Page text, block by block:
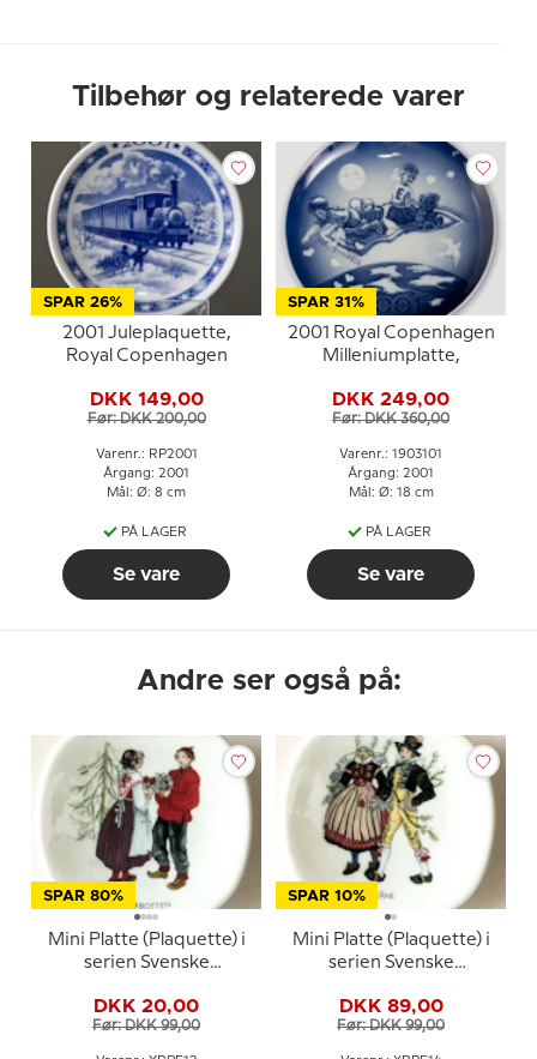
Tilbehør og relaterede varer
SPAR 26%
2001 Juleplaquette,
Royal Copenhagen
DKK 149,00
Før: DKK 200,00
Varenr.: RP2001
Årgang: 2001
Mål: Ø: 8 cm
PÅ LAGER
Se vare
SPAR 31%
2001 Royal Copenhagen
Milleniumplatte,
DKK 249,00
Før: DKK 360,00
Varenr.: 1903101
Årgang: 2001
Mål: Ø: 18 cm
PÅ LAGER
Se vare
Andre ser også på:
SPAR 80%
Mini Platte (Plaquette) i
serien Svenske
Norrbotten
DKK 20,00
Før: DKK 99,00
SPAR 10%
Mini Platte (Plaquette) i
serien Svenske
Skåne
DKK 89,00
Før: DKK 99,00